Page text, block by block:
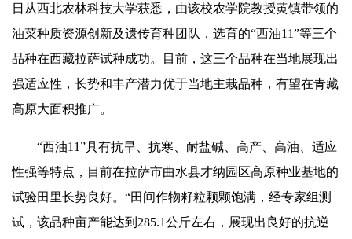
日从西北农林科技大学获悉，由该校农学院教授黄镇带领的
油菜种质资源创新及遗传育种团队，选育的“西油11”等三个
品种在西藏拉萨试种成功。目前，这三个品种在当地展现出
强适应性，长势和丰产潜力优于当地主栽品种，有望在青藏
高原大面积推广。
“西油11”具有抗旱、抗寒、耐盐碱、高产、高油、适应
性强等特点，目前在拉萨市曲水县才纳园区高原种业基地的
试验田里长势良好。“田间作物籽粒颗颗饱满，经专家组测
试，该品种亩产能达到285.1公斤左右，展现出良好的抗逆